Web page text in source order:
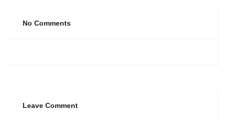
No Comments
Leave Comment